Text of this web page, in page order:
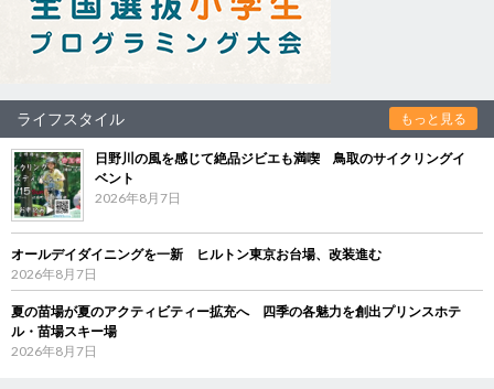
ライフスタイル もっと見る
日野川の風を感じて絶品ジビエも満喫 鳥取のサイクリングイ
ベント
2026年8月7日
オールデイダイニングを一新 ヒルトン東京お台場、改装進む
2026年8月7日
夏の苗場が夏のアクティビティー拡充へ 四季の各魅力を創出プリンスホテ
ル・苗場スキー場
2026年8月7日